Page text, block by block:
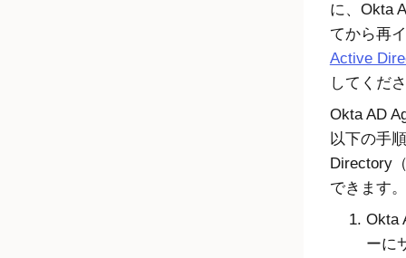
に、 Okta
てから再
Active
してくだ
Okta AD
以下の手
Directory
できます。
Okta
ーに